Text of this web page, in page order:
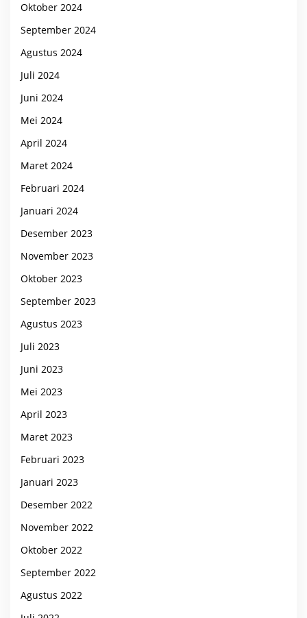
Oktober 2024
September 2024
Agustus 2024
Juli 2024
Juni 2024
Mei 2024
April 2024
Maret 2024
Februari 2024
Januari 2024
Desember 2023
November 2023
Oktober 2023
September 2023
Agustus 2023
Juli 2023
Juni 2023
Mei 2023
April 2023
Maret 2023
Februari 2023
Januari 2023
Desember 2022
November 2022
Oktober 2022
September 2022
Agustus 2022